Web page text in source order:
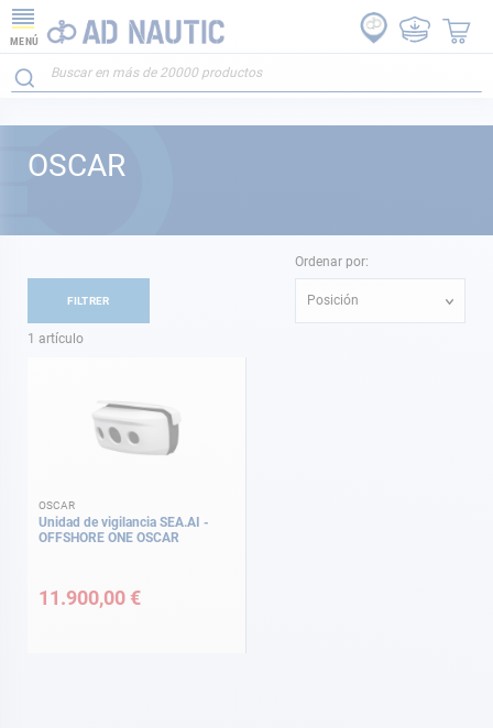
MENÚ
OSCAR
1 artículo
Ordenar por:
Posición
OSCAR
Unidad de vigilancia SEA.AI -
OFFSHORE ONE OSCAR
11.900,00 €
FILTRER